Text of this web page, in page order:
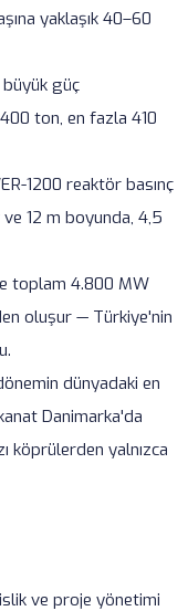
yaklaşık 40–60
güç
ton, en fazla 410
1200 reaktör basınç
ve 12 m boyunda, 4,5
toplam 4.800 MW
oluşur — Türkiye'nin
dünyadaki en
Danimarka'da
köprülerden yalnızca
ve proje yönetimi